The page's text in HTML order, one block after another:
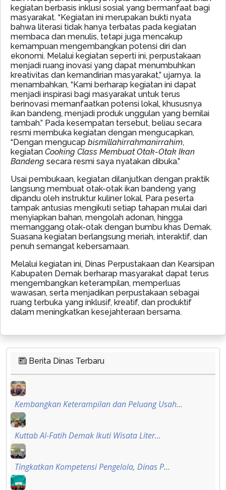
kegiatan berbasis inklusi sosial yang bermanfaat bagi
masyarakat. “Kegiatan ini merupakan bukti nyata
bahwa literasi tidak hanya terbatas pada kegiatan
membaca dan menulis, tetapi juga mencakup
kemampuan mengembangkan potensi diri dan
ekonomi. Melalui kegiatan seperti ini, perpustakaan
menjadi ruang inovasi yang dapat menumbuhkan
kreativitas dan kemandirian masyarakat,” ujarnya. Ia
menambahkan, “Kami berharap kegiatan ini dapat
menjadi inspirasi bagi masyarakat untuk terus
berinovasi memanfaatkan potensi lokal, khususnya
ikan bandeng, menjadi produk unggulan yang bernilai
tambah.” Pada kesempatan tersebut, beliau secara
resmi membuka kegiatan dengan mengucapkan,
“Dengan mengucap bismillahirrahmanirrahim,
kegiatan Cooking Class Membuat Otak-Otak Ikan
Bandeng secara resmi saya nyatakan dibuka.”
Usai pembukaan, kegiatan dilanjutkan dengan praktik
langsung membuat otak-otak ikan bandeng yang
dipandu oleh instruktur kuliner lokal. Para peserta
tampak antusias mengikuti setiap tahapan mulai dari
menyiapkan bahan, mengolah adonan, hingga
memanggang otak-otak dengan bumbu khas Demak.
Suasana kegiatan berlangsung meriah, interaktif, dan
penuh semangat kebersamaan.
Melalui kegiatan ini, Dinas Perpustakaan dan Kearsipan
Kabupaten Demak berharap masyarakat dapat terus
mengembangkan keterampilan, memperluas
wawasan, serta menjadikan perpustakaan sebagai
ruang terbuka yang inklusif, kreatif, dan produktif
dalam meningkatkan kesejahteraan bersama.
Berita Dinas Terbaru
Kembangkan Keterampilan dan Peluang Usah...
Kuttab Al-Fatih Demak Ikuti Wisata Liter...
Tingkatkan Kompetensi Pengelola, Dinas P...